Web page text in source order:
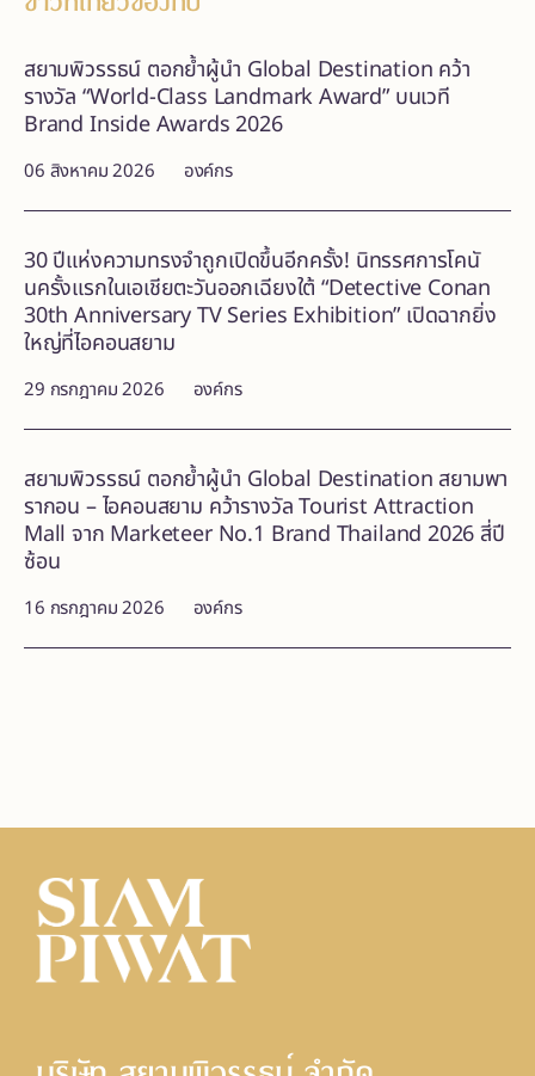
06 สิงหาคม 2026 องค์กร
สยามพิวรรธน์ ตอกย้ำผู้นำ Global Destination คว้า
รางวัล “World-Class Landmark Award” บนเวที
Brand Inside Awards 2026
29 กรกฎาคม 2026 องค์กร
30 ปีแห่งความทรงจำถูกเปิดขึ้นอีกครั้ง! นิทรรศการโคนั
นครั้งแรกในเอเชียตะวันออกเฉียงใต้ “Detective Conan
30th Anniversary TV Series Exhibition” เปิดฉากยิ่ง
ใหญ่ที่ไอคอนสยาม
16 กรกฎาคม 2026 องค์กร
สยามพิวรรธน์ ตอกย้ำผู้นำ Global Destination สยามพา
รากอน – ไอคอนสยาม คว้ารางวัล Tourist Attraction
Mall จาก Marketeer No.1 Brand Thailand 2026 สี่ปี
ซ้อน